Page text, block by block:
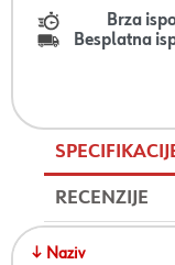
Brza
Besplatna
RECENZIJE
↓ Naziv